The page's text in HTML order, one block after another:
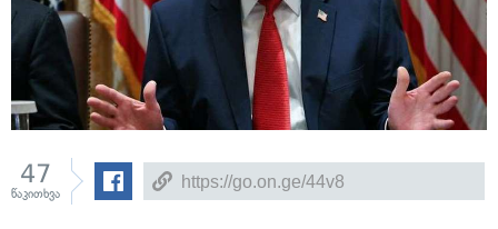
47
წაკითხვა